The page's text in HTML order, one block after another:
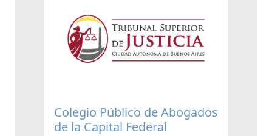
Colegio Público de Abogados
de la Capital Federal